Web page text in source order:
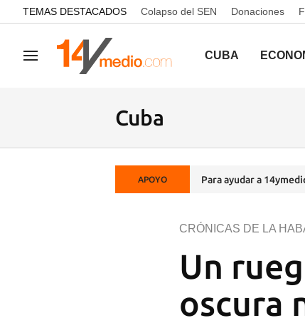
common.go-to-content
TEMAS DESTACADOS Colapso del SEN Donaciones
Navegación CUBA
Cuba
APOYO Para ayudar a
Un
oscura
CRÓNICAS DE LA